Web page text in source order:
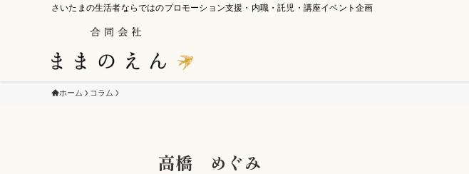
さいたまの生活者ならではのプロモーション支援・内職・託児・講座イベント企画
ホーム コラム
高橋 めぐみ